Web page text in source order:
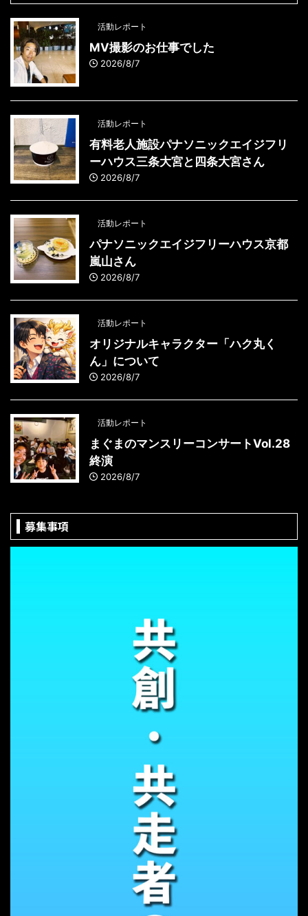
活動レポート
MV撮影のお仕事でした
2026/8/7
活動レポート
有料老人施設パナソニックエイジフリ
ーハウス三条大宮と四条大宮さん
2026/8/7
活動レポート
パナソニックエイジフリーハウス京都
嵐山さん
2026/8/7
活動レポート
オリジナルキャラクター「ハク丸く
ん」について
2026/8/7
活動レポート
まぐまのマンスリーコンサートVol.28
終演
2026/8/7
募集事項